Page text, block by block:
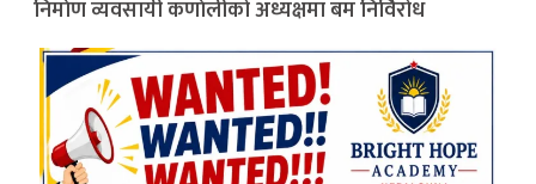
निर्माण व्यवसायी कर्णालीको अध्यक्षमा बम निर्विरोध